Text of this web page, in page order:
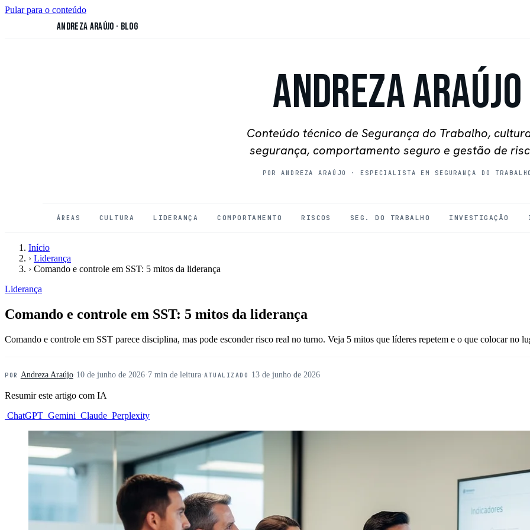
Pular para o conteúdo
Andreza Araújo · Blog
Andreza Araújo
Conteúdo técnico de Segurança do Trabalho,
segurança, comportamento seguro e gestão de
POR ANDREZA ARAÚJO · ESPECIALISTA EM SEGURANÇA DO
ÁREAS CULTURA LIDERANÇA COMPORTAMENTO RISCOS SEG. DO TRABALHO INVESTIGAÇÃO
Início
› Liderança
› Comando e controle em SST: 5 mitos da liderança
Liderança
Comando e controle em SST: 5 mitos da liderança
Comando e controle em SST parece disciplina, mas pode esconder risco real no turno. Veja 5 mitos que líderes repetem e o que colocar no
POR Andreza Araújo· 10 de junho de 2026· 7 min de leitura· ATUALIZADO 13 de junho de 2026
Resumir este artigo com IA
ChatGPT Gemini Claude Perplexity